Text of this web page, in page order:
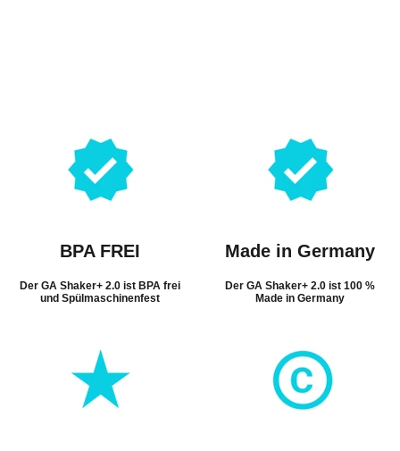
BPA FREI
Der GA Shaker+ 2.0 ist BPA frei
und Spülmaschinenfest
Made in Germany
Der GA Shaker+ 2.0 ist 100 %
Made in Germany